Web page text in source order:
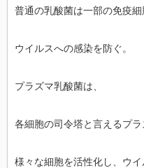
普通の乳酸菌は一部の免疫細
ウイルスへの感染を防ぐ。
プラズマ乳酸菌は、
各細胞の司令塔と言えるプラ
様々な細胞を活性化し、ウイ